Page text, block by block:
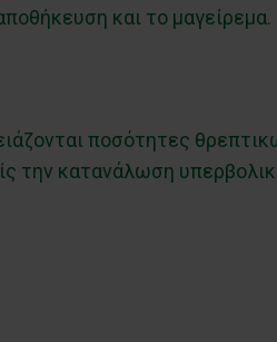
και το μαγείρεμα.
ποσότητες
την κατανάλωση